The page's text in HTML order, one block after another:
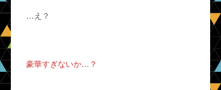
…え？
豪華すぎないか…？